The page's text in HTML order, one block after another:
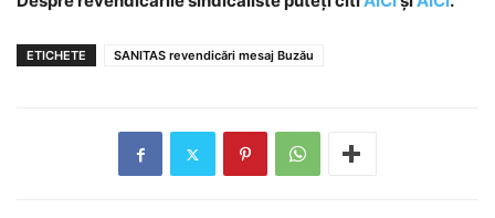
ETICHETE SANITAS revendicări mesaj Buzău